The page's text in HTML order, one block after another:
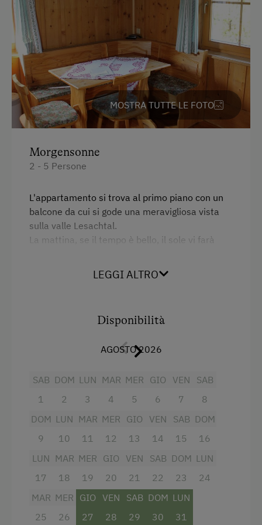
Parcheggio coperto per motocicli
In agriturismo
Vendita diretta all'azienda agricola
Partecipazione alla vita familiare
Giardino / prato
Giardino della casa
Prodotti fatti in casa
Aiutare in fattoria
Dormire in fienili
Compagni di gioco
Servizi per neonati e bambini
Stanza dei giochi per bambini
Biancheria a disposizione
Stufa elettrica
Appartamento al piano terra
Piatti a disposizione
Lavastoviglie
MOSTRA TUTTE LE FOTO
Morgensonne
2 - 5 Persone
L'appartamento si trova al primo piano con un
balcone da cui si gode una meravigliosa vista
sulla valle Lesachtal.
La mattina, se il tempo è bello, il sole vi farà
Fornello elettrico a quattro piastre
Balcone/terrazza
Doccia
Cuociuova
Televisione
Vista giardino
LEGGI ALTRO
Disponibilità
AGOSTO 2026
SAB
1
DOM
2
LUN
3
MAR
4
MER
5
GIO
6
VEN
7
SAB
8
DOM
9
LUN
10
MAR
11
MER
12
GIO
13
VEN
14
SAB
15
DOM
16
LUN
17
MAR
18
MER
19
GIO
20
VEN
21
SAB
22
DOM
23
LUN
24
MAR
25
MER
26
GIO
27
VEN
28
SAB
29
DOM
30
LUN
31